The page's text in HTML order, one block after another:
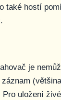
také hostí
je
uložení